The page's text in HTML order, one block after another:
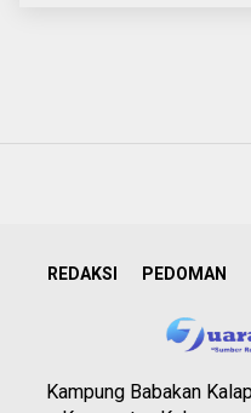
REDAKSI PEDOMAN
Kampung Babakan